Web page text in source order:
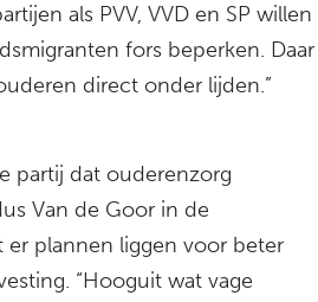
als PVV, VVD en SP willen
fors beperken. Daar
direct onder lijden.”
partij dat ouderenzorg
Van de Goor in de
er plannen liggen voor beter
“Hooguit wat vage